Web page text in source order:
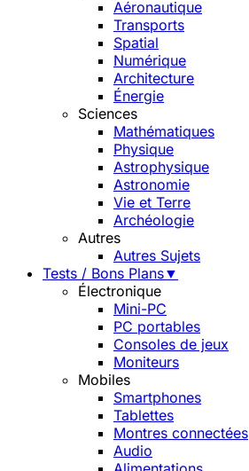
Aéronautique
Transports
Spatial
Numérique
Architecture
Énergie
Sciences
Mathématiques
Physique
Astrophysique
Astronomie
Vie et Terre
Archéologie
Autres
Autres Sujets
Tests / Bons Plans▼
Électronique
Mini-PC
PC portables
Consoles de jeux
Moniteurs
Mobiles
Smartphones
Tablettes
Montres connectées
Audio